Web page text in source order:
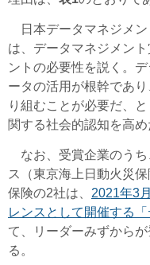
日本データマネジメン
は、データマネジメン
ントの必要性を説く。
ータの活用が根幹であ
り組むことが必要だ、
関する社会的認知を高め
なお、受賞企業のうち
ス（東京海上日動火災
保険の2社は、 2021年3
レンスとして開催する
て、リーダーみずから
る。